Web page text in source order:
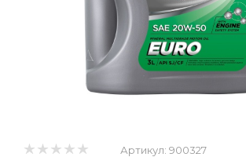
Артикул: 900327